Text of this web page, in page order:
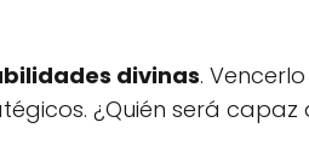
divinas. Vencerlo
¿Quién será capaz